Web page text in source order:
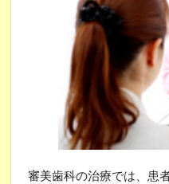
審美歯科の治療では、患